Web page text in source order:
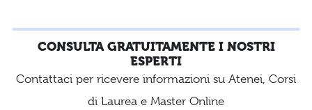
CONSULTA GRATUITAMENTE I NOSTRI
ESPERTI
Contattaci per ricevere informazioni su Atenei, Corsi
di Laurea e Master Online